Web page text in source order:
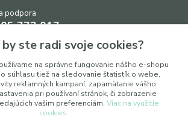
podpora
773 017
- 17:00, So: 9:00 - 12:00)
ste radi svoje cookies?
na správne fungovanie nášho e-shopu
súhlasu tiež na sledovanie štatistík o webe,
reklamných kampaní, zapamätanie vášho
pri používaní stránok, či zobrazenie
vašim preferenciám. Viac na využitie
cookies